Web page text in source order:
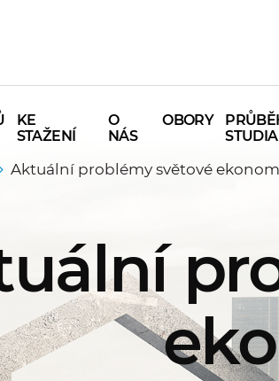
KE
STAŽENÍ
O
NÁS
OBORY
STUDIA
Aktuální problémy světové